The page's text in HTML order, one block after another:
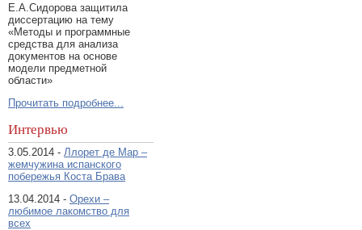
Е.А.Сидорова защитила
диссертацию на тему
«Методы и программные
средства для анализа
документов на основе
модели предметной
области»
Прочитать подробнее...
Интервью
3.05.2014 - Ллорет де Мар –
жемчужина испанского
побережья Коста Брава
13.04.2014 - Орехи –
любимое лакомство для
всех